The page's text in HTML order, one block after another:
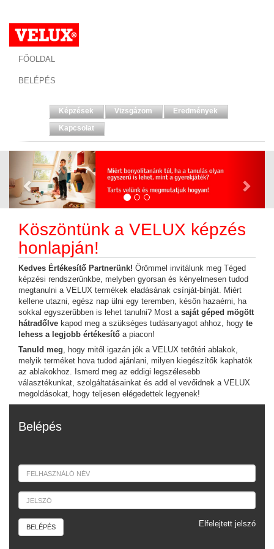
FŐOLDAL
BELÉPÉS
Képzések Vizsgázom
Eredmények
Kapcsolat
Köszöntünk a VELUX képzés
honlapján!
Kedves Értékesítő Partnerünk! Örömmel invitálunk meg Téged
képzési rendszerünkbe, melyben gyorsan és kényelmesen tudod
megtanulni a VELUX termékek eladásának csínját-bínját. Miért
kellene utazni, egész nap ülni egy teremben, későn hazaérni, ha
sokkal egyszerűbben is lehet tanulni? Most a saját géped mögött
hátradőlve kapod meg a szükséges tudásanyagot ahhoz, hogy te
lehess a legjobb értékesítő a piacon!
Tanuld meg, hogy mitől igazán jók a VELUX tetőtéri ablakok,
melyik terméket hova tudod ajánlani, milyen kiegészítők kaphatók
az ablakokhoz. Ismerd meg az eddigi legszélesebb
választékunkat, szolgáltatásainkat és add el vevőidnek a VELUX
megoldásokat, hogy teljesen elégedettek legyenek!
Belépés
Elfelejtett jelszó
BELÉPÉS